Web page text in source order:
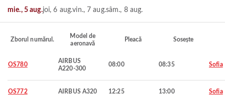
mie., 5 aug.joi, 6 aug.vin., 7 aug.sâm., 8 aug.
Zborul numărul.
Model de
aeronavă
Pleacă Sosește
OS780
AIRBUS
A220-300
08:00 08:35 Sofia
OS772 AIRBUS A320 12:25 13:00 Sofia